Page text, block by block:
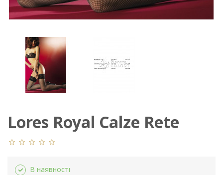
Lores Royal Calze Rete
В наявності